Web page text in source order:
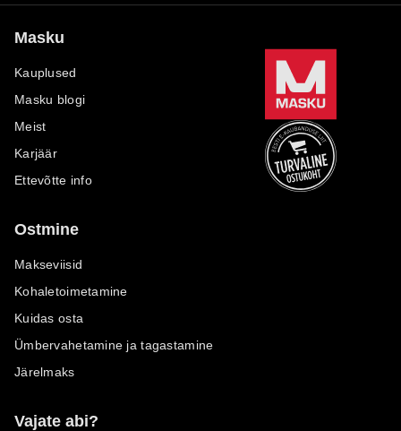
Masku
Kauplused
Masku blogi
Meist
Karjäär
Ettevõtte info
Ostmine
Makseviisid
Kohaletoimetamine
Kuidas osta
Ümbervahetamine ja tagastamine
Järelmaks
Vajate abi?